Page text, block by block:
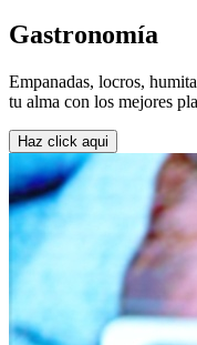
Gastronomía
Empanadas, locros,
tu alma con los mejores
Haz click aqui